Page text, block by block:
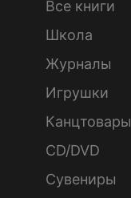
Все книги
Школа
Журналы
Игрушки
Канцтовары
CD/DVD
Сувениры